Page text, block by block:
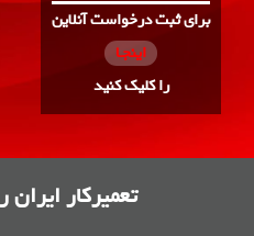
برای ثبت درخواست آنلاین
اینجـا
را کلیک کنید
تعمیرکار ایران